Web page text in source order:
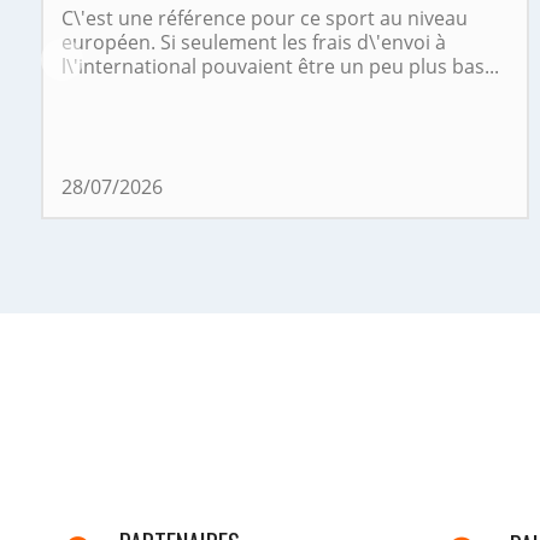
C\'est une référence pour ce sport au niveau
européen. Si seulement les frais d\'envoi à
l\'international pouvaient être un peu plus bas...
28/07/2026